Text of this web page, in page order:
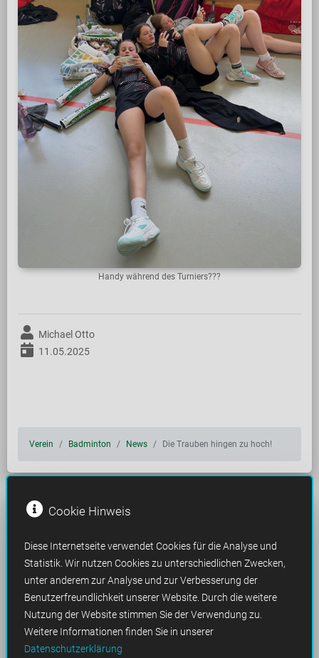
Handy während des Turniers???
Michael Otto
11.05.2025
Verein Badminton News Die Trauben hingen zu hoch!
LOGIN
Cookie Hinweis
Diese Internetseite verwendet Cookies für die Analyse und
Statistik. Wir nutzen Cookies zu unterschiedlichen Zwecken,
unter anderem zur Analyse und zur Verbesserung der
Benutzerfreundlichkeit unserer Website. Durch die weitere
Nutzung der Website stimmen Sie der Verwendung zu.
Weitere Informationen finden Sie in unserer
Datenschutzerklärung